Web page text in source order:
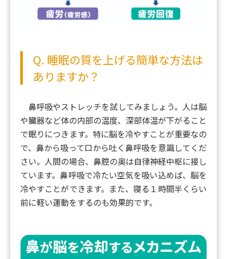
Q. 睡眠の質を上げる簡単な方法は
ありますか？
鼻呼吸やストレッチを試してみましょう。人は脳
や臓器など体の内部の温度、深部体温が下がること
で眠りにつきます。特に脳を冷やすことが重要なの
で、鼻から吸って口から吐く鼻呼吸を意識してくだ
さい。人間の場合、鼻腔の奥は自律神経中枢に接し
ています。鼻呼吸で冷たい空気を吸い込めば、脳を
冷やすことができます。また、寝る１時間半くらい
前に軽い運動をするのも効果的です。